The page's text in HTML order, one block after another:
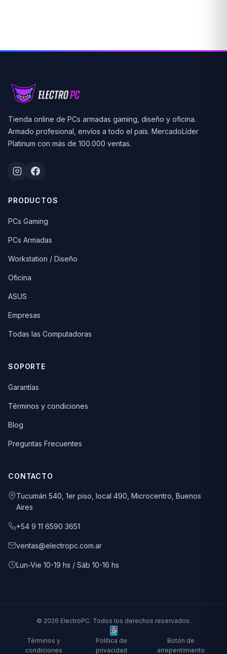
Tienda online de PCs armadas gaming, diseño y oficina.
Armado profesional, envíos a todo el país. MercadoLíder
Platinum con más de 100.000 ventas.
PRODUCTOS
PCs Gaming
PCs Armadas
Workstation / Diseño
Oficina
ASUS
Empresas
Todas las Computadoras
SOPORTE
Garantías
Términos y condiciones
Blog
Preguntas Frecuentes
CONTACTO
Tucumán 540, 1er piso, local 490, Microcentro, Buenos
Aires
+54 9 11 6590 3651
ventas@electropc.com.ar
Lun-Vie 10-19 hs / Sáb 10-16 hs
© 2026 ElectroPC. Todos los derechos reservados.
Términos y
condiciones
Política de
privacidad
Botón de
arrepentimiento